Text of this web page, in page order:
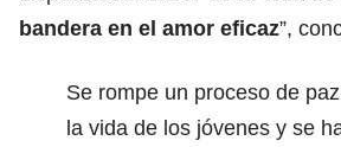
bandera en el amor eficaz”,
Se rompe un proceso de
la vida de los jóvenes y se